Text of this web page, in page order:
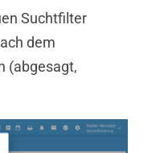
Suchtfilter
dem
(abgesagt,